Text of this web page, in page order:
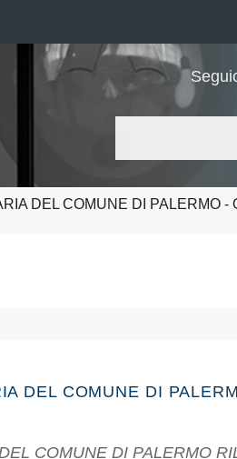
DEL COMUNE DI PALERMO -
DEL COMUNE DI